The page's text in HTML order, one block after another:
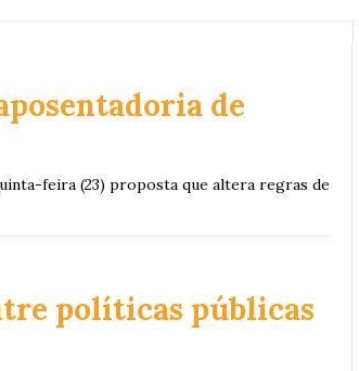
de
feira (23) proposta que altera regras de
políticas públicas